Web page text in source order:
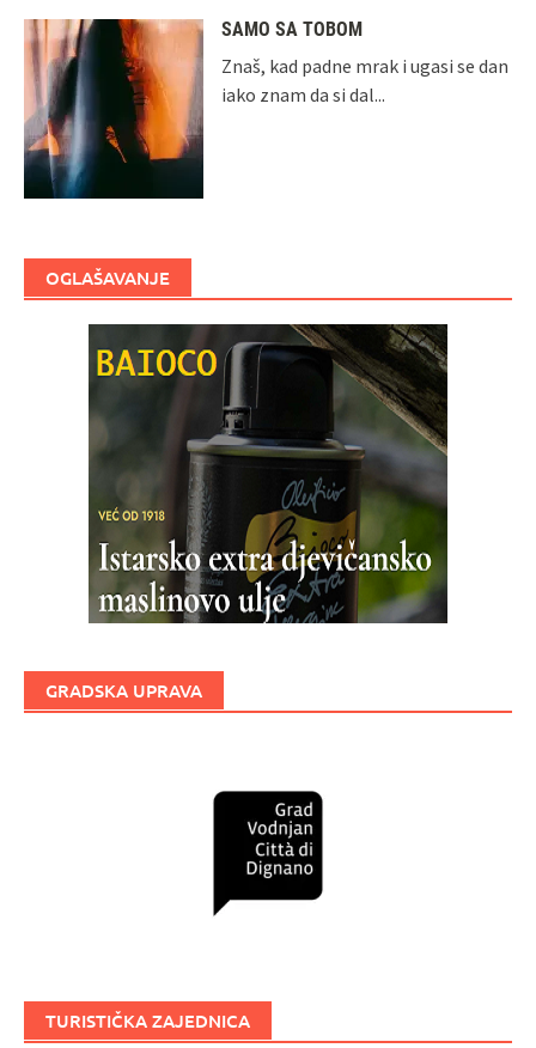
SAMO SA TOBOM
Znaš, kad padne mrak i ugasi se dan
iako znam da si dal...
OGLAŠAVANJE
GRADSKA UPRAVA
TURISTIČKA ZAJEDNICA